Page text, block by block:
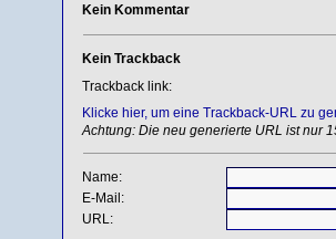
Kein Kommentar
Kein Trackback
Trackback link:
Klicke hier, um eine Trackback-URL zu
Achtung: Die neu generierte URL ist nur
Name:
E-Mail:
URL: